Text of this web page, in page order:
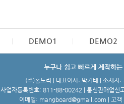
DEMO1 DEMO2
누구나 쉽고 빠르게 제작하
(주)홈토리 | 대표이사: 박기태 | 소재
사업자등록번호: 811-88-00242 | 통신판매업신
이메일: mangboard@gmail.com | 고